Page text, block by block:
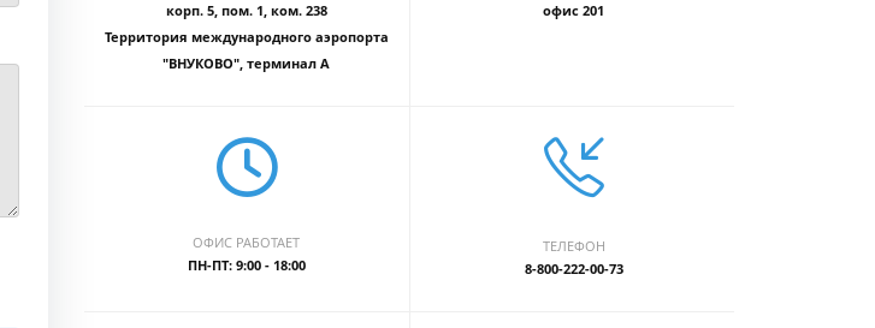
корп. 5, пом. 1, ком. 238
Территория международного аэропорта
"ВНУКОВО", терминал А
офис 201
ОФИС РАБОТАЕТ
ПН-ПТ: 9:00 - 18:00
ТЕЛЕФОН
8-800-222-00-73